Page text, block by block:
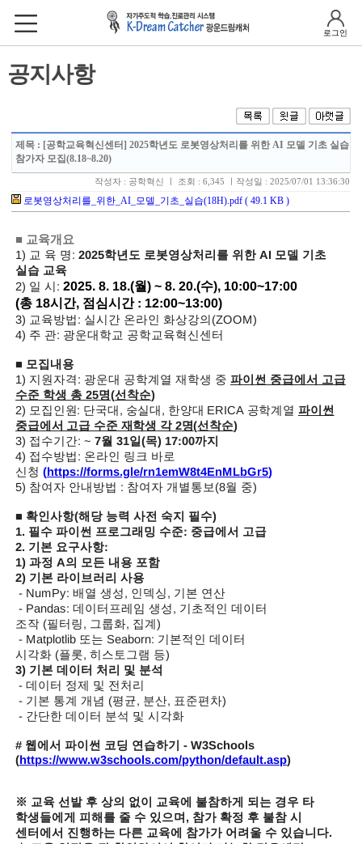
로그인
공지사항
제목: [공학교육혁신센터] 2025학년도 로봇영상처리를 위한 AI 모델 기초 실습
참가자 모집(8.18~8.20)
작성자 : 공학혁신 ㅣ 조회 : 6,345 ㅣ작성일 : 2025/07/01 13:36:30
로봇영상처리를_위한_AI_모델_기초_실습(18H).pdf ( 49.1 KB )
■ 교육개요
1) 교 육 명:2025학년도 로봇영상처리를 위한 AI 모델 기초
실습 교육
2) 일 시 :2025. 8. 18.(월) ~ 8. 20.(수), 10:00~17:00
(총 18시간, 점심시간 : 12:00~13:00)
3) 교육방법: 실시간 온라인 화상강의 (ZOOM)
4) 주 관: 광운대학교 공학교육혁신센터
■ 모집내용
1) 지원자격: 광운대 공학계열 재학생 중파이썬 중급에서 고급
수준 학생 총 25명(선착순)
2) 모집인원: 단국대 , 숭실대 , 한양대 ERICA 공학계열 파이썬
중급에서 고급 수준 재학생 각 2명(선착순)
3) 접수기간: ~ 7월 31일(목) 17:00까지
4) 접수방법: 온라인 링크 바로
신청 (https://forms.gle/rn1emW8t4EnMLbGr5)
5) 참여자 안내방법 : 참여자 개별통보 (8월 중)
■ 확인사항(해당 능력 사전 숙지 필수)
1. 필수 파이썬 프로그래밍 수준: 중급에서 고급
2. 기본 요구사항:
1) 과정 A의 모든 내용 포함
2) 기본 라이브러리 사용
- NumPy: 배열 생성, 인덱싱, 기본 연산
- Pandas:데이터프레임 생성, 기초적인 데이터
조작 (필터링, 그룹화, 집계 )
- Matplotlib 또는Seaborn: 기본적인 데이터
시각화 (플롯, 히스토그램 등)
3) 기본 데이터 처리 및 분석
- 데이터 정제 및 전처리
- 기본 통계 개념 (평균, 분산, 표준편차)
- 간단한 데이터 분석 및 시각화
# 웹에서 파이썬 코딩 연습하기 - W3Schools
(https://www.w3schools.com/python/default.asp)
※ 교육 선발 후 상의 없이 교육에 불참하게 되는 경우 타
학생들에게 피해를 줄 수 있으며, 참가 확정 후 불참 시
센터에서 진행하는 다른 교육에 참가가 어려울 수 있습니다.